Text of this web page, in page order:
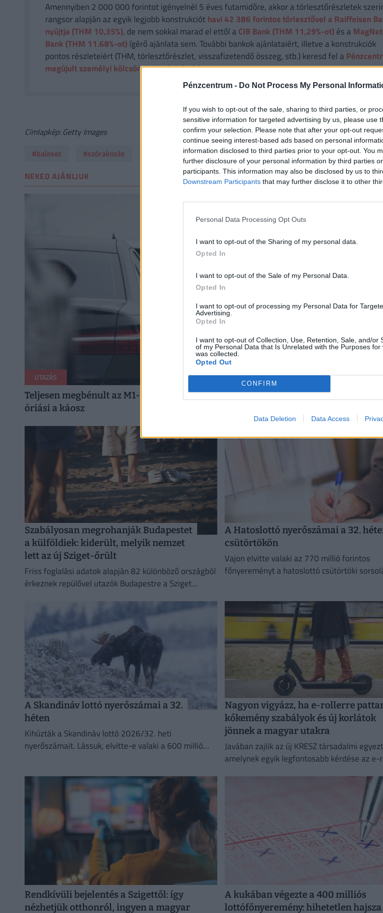
Pénzcentrum - Do Not Process My Personal
If you wish to opt-out of the sale, sharing to third parties, or
sensitive information for targeted advertising by us, please use
confirm your selection. Please note that after your opt-out
continue seeing interest-based ads based on personal
information disclosed to third parties prior to your opt-out. You
further disclosure of your personal information by third parties
participants. This information may also be disclosed by us to
Downstream Participants that may further disclose it to other
Personal Data Processing Opt Outs
I want to opt-out of the Sharing of my personal data.
Opted In
I want to opt-out of the Sale of my Personal Data.
Opted In
I want to opt-out of processing my Personal Data for
Advertising.
Opted In
I want to opt-out of Collection, Use, Retention, Sale, and/or
of my Personal Data that Is Unrelated with the Purposes for
was collected.
Opted Out
CONFIRM
Data Deletion Data Access
Amennyiben 2 000 000 forintot igényelnél 5 éves futamidőre, akkor a törlesztőrészletek
rangsor alapján az egyik legjobb konstrukcióthavi 42 386 forintos törlesztővel a Raiffeisen
nyújtja (THM 10,35%), de nem sokkal marad el ettől a CIB Bank (THM 11,29%-ot)és a MagNet
Bank (THM 11.68%-ot)ígérő ajánlata sem. További bankok ajánlataiért, illetve a konstrukciók
pontos részleteiért (THM, törlesztőrészlet, visszafizetendő összeg, stb.) keresd fel a
megújult személyi kölcsön kalkulátorát.(x)
Címlapkép: Getty Images
#baleset
#szórakozás #színésznő #horror #terhes
#ütközés
NEKED AJÁNLJUK
UTAZÁS
Teljesen megbénult az M1-es autópálya: kilométeres a sor mindkét irányban,
óriási a káosz
Szabályosan megrohanják Budapestet
a külföldiek: kiderült, melyik nemzet
lett az új Sziget-őrült
Friss foglalási adatok alapján 82 különböző országból
érkeznek repülővel utazók Budapestre a Sziget
A Hatoslottó nyerőszámai a 32.
csütörtökön
Vajon elvitte valaki az 770 millió forintos
főnyereményt a hatoslottó csütörtöki
A Skandináv lottó nyerőszámai a 32.
héten
Kihúzták a Skandináv lottó 2026/32. heti
nyerőszámait. Lássuk, elvitte-e valaki a 600 millió
Nagyon vigyázz, ha e-rollerre
kőkemény szabályok és új korlátok
jönnek a magyar utakra
Javában zajlik az új KRESZ társadalmi
amelynek egyik legfontosabb kérdése az e-
sebességhatárokat, a korhatárt és a kötelező
Rendkívüli bejelentés a Szigettől: így
nézhetjük otthonról, ingyen a magyar
A kukában végezte a 400 milliós
lottófőnyeremény: hihetetlen